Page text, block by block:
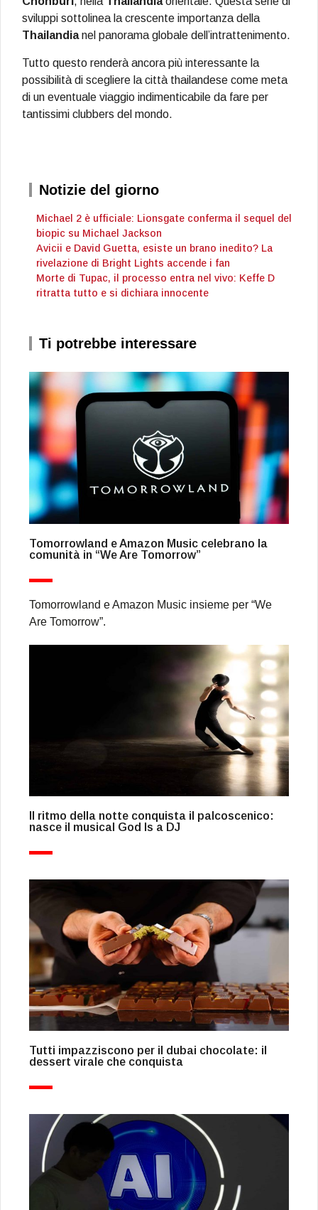
sviluppi sottolinea la crescente importanza della
Thailandianel panorama globale dell’intrattenimento.
Tutto questo renderà ancora più interessante la
possibilità di scegliere la città thailandese come meta
di un eventuale viaggio indimenticabile da fare per
tantissimi clubbers del mondo.
Notizie del giorno
Michael 2 è ufficiale: Lionsgate conferma il sequel del
biopic su Michael Jackson
Avicii e David Guetta, esiste un brano inedito? La
rivelazione di Bright Lights accende i fan
Morte di Tupac, il processo entra nel vivo: Keffe D
ritratta tutto e si dichiara innocente
Ti potrebbe interessare
Tomorrowland e Amazon Music celebrano la
comunità in “We Are Tomorrow”
Tomorrowland e Amazon Music insieme per “We
Are Tomorrow”.
Il ritmo della notte conquista il palcoscenico:
nasce il musical God Is a DJ
Tutti impazziscono per il dubai chocolate: il
dessert virale che conquista